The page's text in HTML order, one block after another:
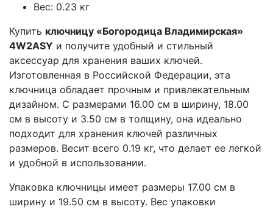
Вес: 0.23 кг
Купить ключницу «Богородица Владимирская»
4W2ASY и получите удобный и стильный
аксессуар для хранения ваших ключей.
Изготовленная в Российской Федерации, эта
ключница обладает прочным и привлекательным
дизайном. С размерами 16.00 см в ширину, 18.00
см в высоту и 3.50 см в толщину, она идеально
подходит для хранения ключей различных
размеров. Весит всего 0.19 кг, что делает ее легкой
и удобной в использовании.
Упаковка ключницы имеет размеры 17.00 см в
ширину и 19.50 см в высоту. Вес упаковки